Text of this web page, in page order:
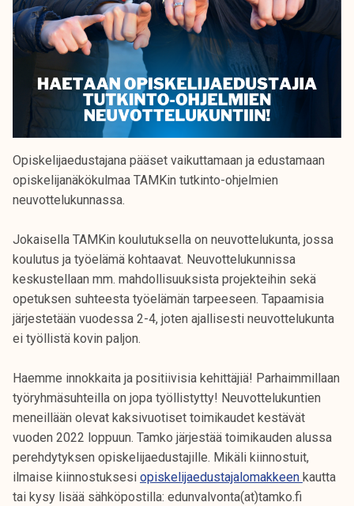
Opiskelijaedustajana pääset vaikuttamaan ja edustamaan
opiskelijanäkökulmaa TAMKin tutkinto-ohjelmien
neuvottelukunnassa.
Jokaisella TAMKin koulutuksella on neuvottelukunta, jossa
koulutus ja työelämä kohtaavat. Neuvottelukunnissa
keskustellaan mm. mahdollisuuksista projekteihin sekä
opetuksen suhteesta työelämän tarpeeseen. Tapaamisia
järjestetään vuodessa 2-4, joten ajallisesti neuvottelukunta
ei työllistä kovin paljon.
Haemme innokkaita ja positiivisia kehittäjiä! Parhaimmillaan
työryhmäsuhteilla on jopa työllistytty! Neuvottelukuntien
meneillään olevat kaksivuotiset toimikaudet kestävät
vuoden 2022 loppuun. Tamko järjestää toimikauden alussa
perehdytyksen opiskelijaedustajille. Mikäli kiinnostuit,
ilmaise kiinnostuksesi opiskelijaedustajalomakkeen kautta
tai kysy lisää sähköpostilla: edunvalvonta(at)tamko.fi